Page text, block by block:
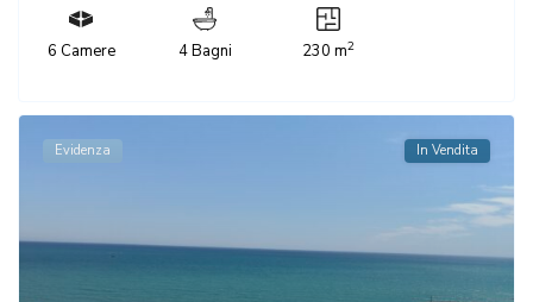
6 Camere 4 Bagni 230 m2
Evidenza In Vendita